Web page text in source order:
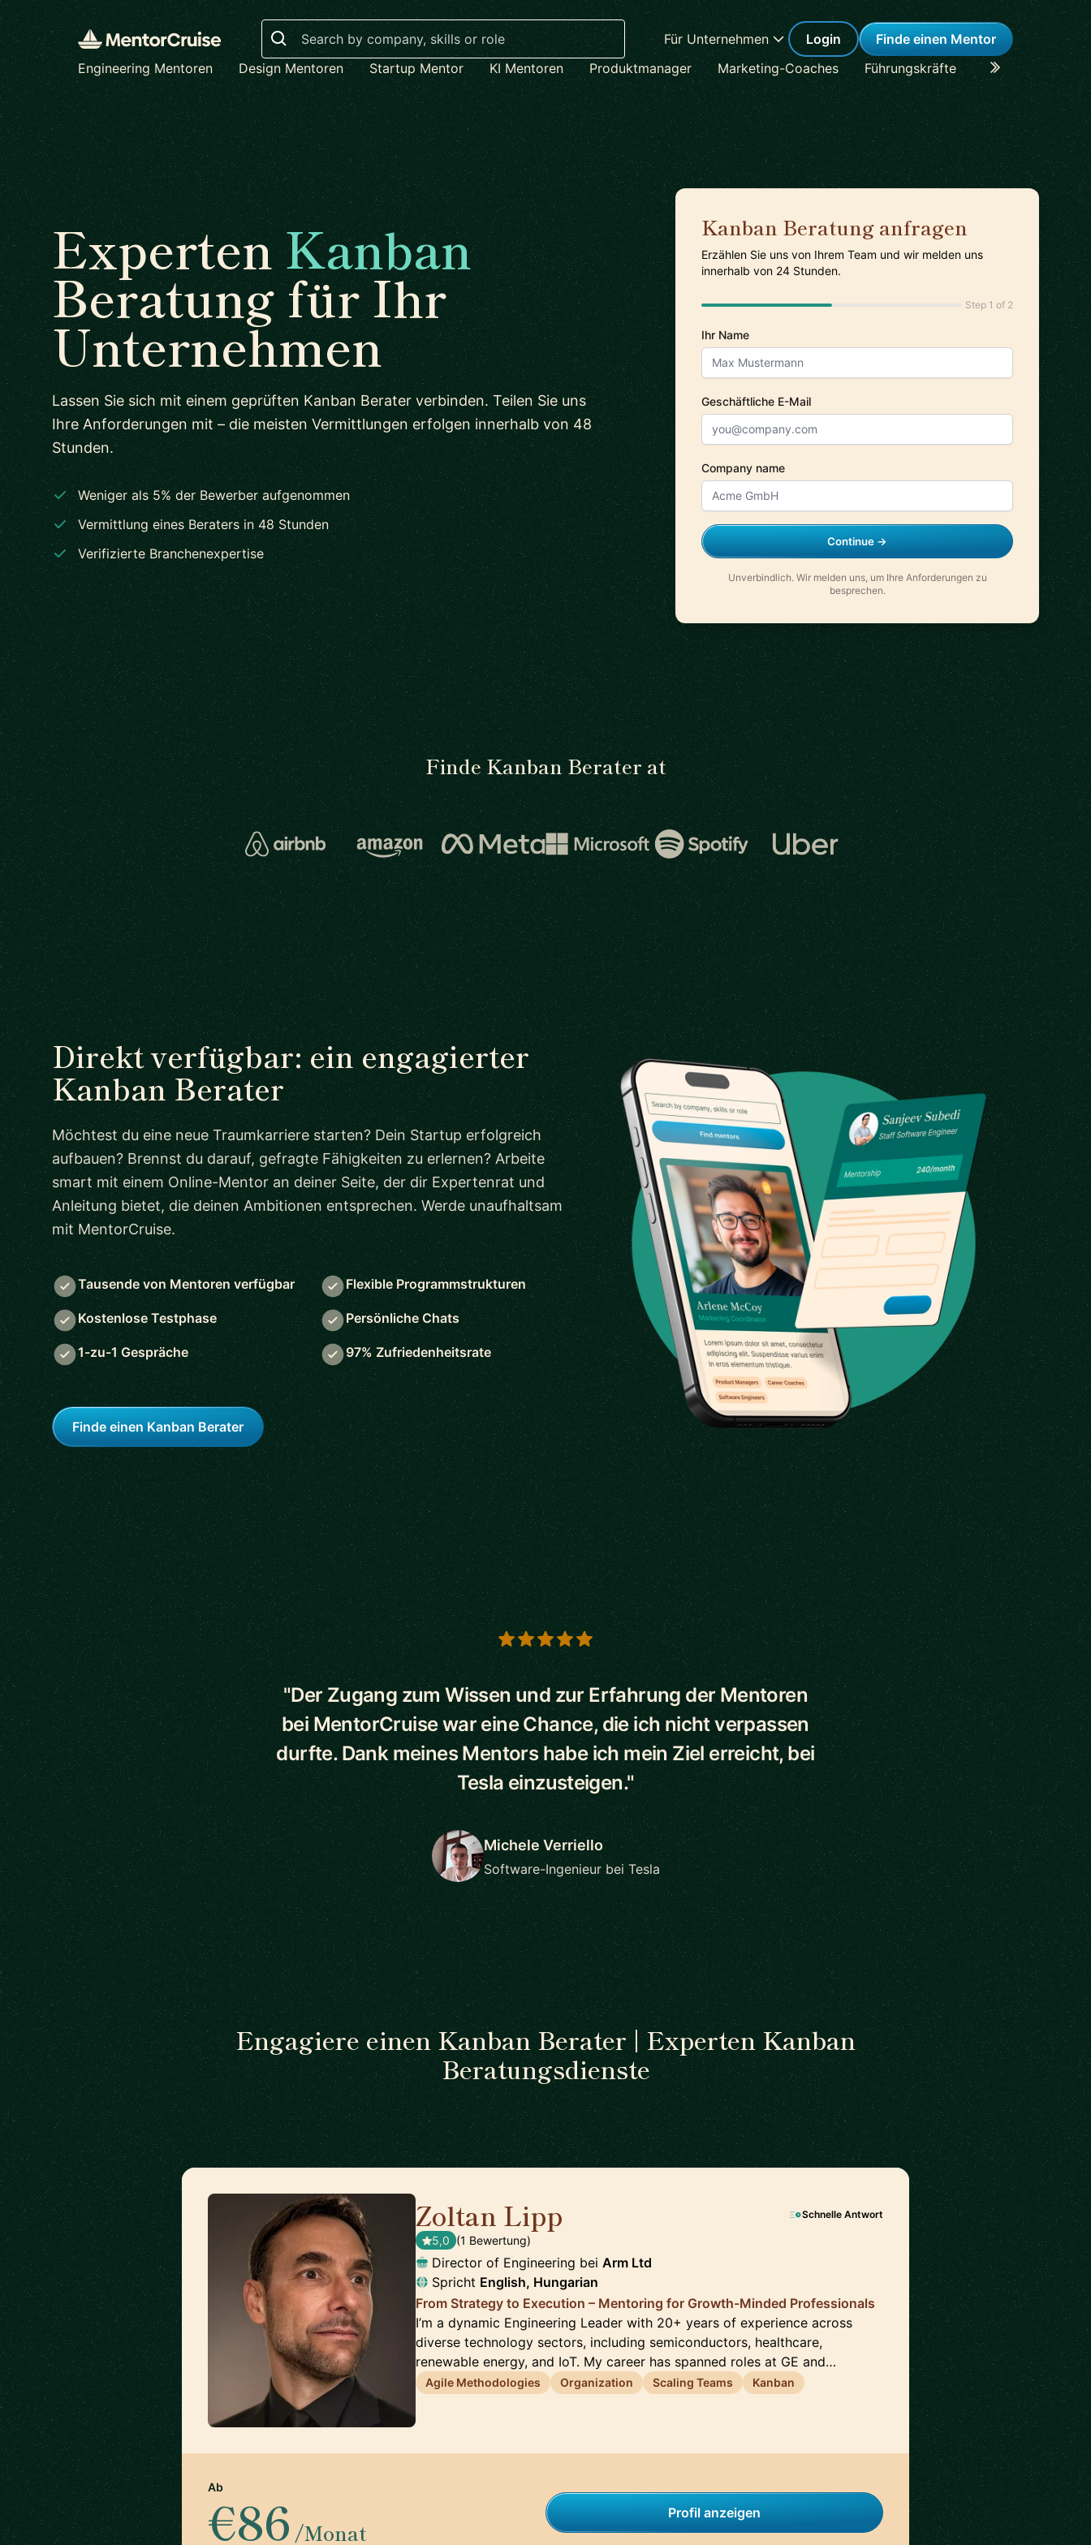
Search
Für Unternehmen Login
Finde einen Mentor
Engineering Mentoren
Design Mentoren Startup Mentor KI Mentoren Produktmanager Marketing-Coaches Führungskräfte Karriere-Coaches
ExpertenKanban
Beratung für Ihr
Unternehmen
Lassen Sie sich mit einem geprüften Kanban Berater verbinden. Teilen Sie uns
Ihre Anforderungen mit – die meisten Vermittlungen erfolgen innerhalb von 48
Stunden.
Weniger als 5% der Bewerber aufgenommen
Vermittlung eines Beraters in 48 Stunden
Verifizierte Branchenexpertise
Kanban Beratung anfragen
Erzählen Sie uns von Ihrem Team und wir melden uns
innerhalb von 24 Stunden.
Step 1 of 2
Ihr Name
Geschäftliche E-Mail
Company name
Continue →
Unverbindlich. Wir melden uns, um Ihre Anforderungen zu
besprechen.
Finde Kanban Berater at
Direkt verfügbar: ein engagierter
Kanban Berater
Möchtest du eine neue Traumkarriere starten? Dein Startup erfolgreich
aufbauen? Brennst du darauf, gefragte Fähigkeiten zu erlernen? Arbeite
smart mit einem Online-Mentor an deiner Seite, der dir Expertenrat und
Anleitung bietet, die deinen Ambitionen entsprechen. Werde unaufhaltsam
mit MentorCruise.
Tausende von Mentoren verfügbar Flexible Programmstrukturen
Kostenlose Testphase Persönliche Chats
1-zu-1 Gespräche 97% Zufriedenheitsrate
Finde einen Kanban Berater
5 out of 5 stars
"Der Zugang zum Wissen und zur Erfahrung der Mentoren
bei MentorCruise war eine Chance, die ich nicht verpassen
durfte. Dank meines Mentors habe ich mein Ziel erreicht, bei
Tesla einzusteigen."
Michele Verriello
Software-Ingenieur bei Tesla
Engagiere einen Kanban Berater | Experten Kanban
Beratungsdienste
Zoltan Lipp Schnelle Antwort
5,0 (1 Bewertung)
Director of Engineering bei Arm Ltd
Spricht English, Hungarian
From Strategy to Execution – Mentoring for Growth-Minded Professionals
I’m a dynamic Engineering Leader with 20+ years of experience across
diverse technology sectors, including semiconductors, healthcare,
renewable energy, and IoT. My career has spanned roles at GE and…
Agile Methodologies Organization Scaling Teams Kanban
Ab
€86 /Monat
Profil anzeigen